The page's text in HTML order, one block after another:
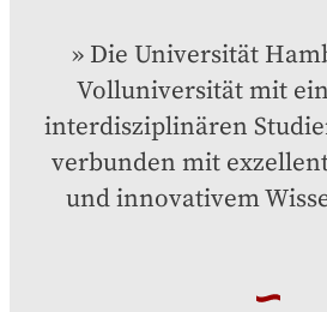
Die Universität
Volluniversität mit
interdisziplinären
verbunden mit
und innovativem